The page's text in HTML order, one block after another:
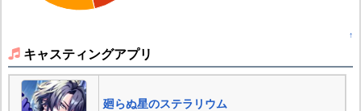
↑
キャスティングアプリ
廻らぬ星のステラリウム